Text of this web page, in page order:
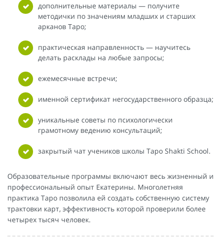
дополнительные материалы — получите
методички по значениям младших и старших
арканов Таро;
практическая направленность — научитесь
делать расклады на любые запросы;
ежемесячные встречи;
именной сертификат негосударственного образца;
уникальные советы по психологически
грамотному ведению консультаций;
закрытый чат учеников школы Таро Shakti School.
Образовательные программы включают весь жизненный и
профессиональный опыт Екатерины. Многолетняя
практика Таро позволила ей создать собственную систему
трактовки карт, эффективность которой проверили более
четырех тысяч человек.